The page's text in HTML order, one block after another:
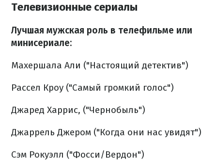
Телевизионные сериалы
Лучшая мужская роль в телефильме или
минисериале:
Махершала Али ("Настоящий детектив")
Рассел Кроу ("Самый громкий голос")
Джаред Харрис, ("Чернобыль")
Джаррель Джером ("Когда они нас увидят")
Сэм Рокуэлл ("Фосси/Вердон")